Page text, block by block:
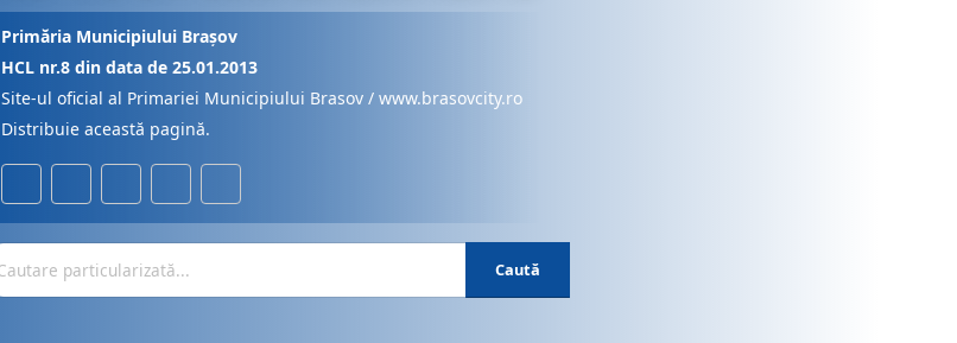
Primăria Municipiului Brașov
HCL nr.8 din data de 25.01.2013
Site-ul oficial al Primariei Municipiului Brasov / www.brasovcity.ro
Distribuie această pagină.
Caută